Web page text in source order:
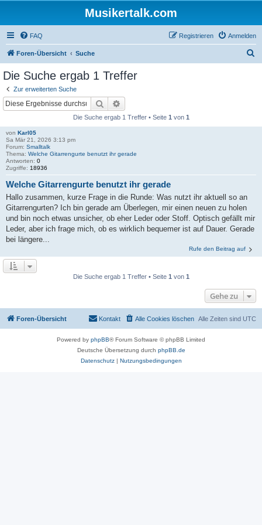
Musikertalk.com
FAQ Anmelden
Registrieren
Foren-Übersicht Suche
Die Suche ergab 1 Treffer
Zur erweiterten Suche
Suche
Die Suche ergab 1 Treffer • Seite 1 von 1
von Karl05
Sa Mär 21, 2026 3:13 pm
Forum: Smalltalk
Thema: Welche Gitarrengurte benutzt ihr gerade
Antworten: 0
Zugriffe: 18936
Welche Gitarrengurte benutzt ihr gerade
Hallo zusammen, kurze Frage in die Runde: Was nutzt ihr aktuell so an
Gitarrengurten? Ich bin gerade am Überlegen, mir einen neuen zu holen
und bin noch etwas unsicher, ob eher Leder oder Stoff. Optisch gefällt mir
Leder, aber ich frage mich, ob es wirklich bequemer ist auf Dauer. Gerade
bei längere...
Rufe den Beitrag auf
Die Suche ergab 1 Treffer • Seite 1 von 1
Gehe zu
Foren-Übersicht Alle Zeiten sind UTC
Alle Cookies löschen
Kontakt
Powered by phpBB® Forum Software © phpBB Limited
Deutsche Übersetzung durch phpBB.de
Datenschutz| Nutzungsbedingungen